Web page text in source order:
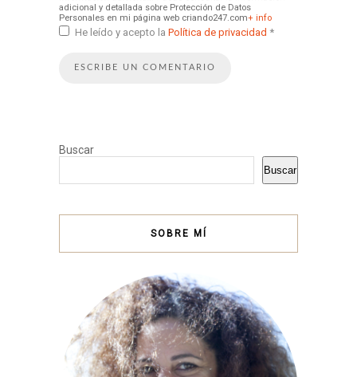
adicional y detallada sobre Protección de Datos
Personales en mi página web criando247.com+ info
He leído y acepto la Política de privacidad *
Buscar
Buscar
SOBRE MÍ